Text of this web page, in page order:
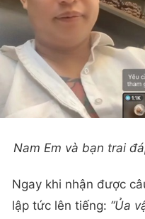
Nam Em và bạn trai
Ngay khi nhận được
lập tức lên tiếng: “Ủa